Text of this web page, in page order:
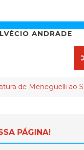
ANDRADE
ao Senado
PÁGINA!